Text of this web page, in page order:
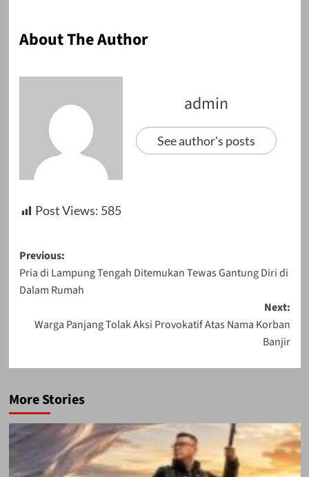
About The Author
admin
See author's posts
Post Views: 585
Post
navigation
Previous:
Pria di Lampung Tengah Ditemukan Tewas Gantung Diri di
Dalam Rumah
Next:
Warga Panjang Tolak Aksi Provokatif Atas Nama Korban
Banjir
More Stories